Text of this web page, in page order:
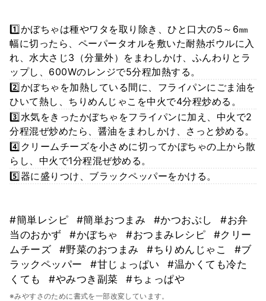
1️⃣かぼちゃは種やワタを取り除き、ひと口大の5～6㎜
幅に切ったら、ペーパータオルを敷いた耐熱ボウルに入
れ、水大さじ3（分量外）をまわしかけ、ふんわりとラ
ップし、600Wのレンジで5分程加熱する。
2️⃣かぼちゃを加熱している間に、フライパンにごま油を
ひいて熱し、ちりめんじゃこを中火で4分程炒める。
3️⃣水気をきったかぼちゃをフライパンに加え、中火で2
分程混ぜ炒めたら、醤油をまわしかけ、さっと炒める。
4️⃣クリームチーズを小さめに切ってかぼちゃの上から散
らし、中火で1分程混ぜ炒める。
5️⃣器に盛りつけ、ブラックペッパーをかける。
#簡単レシピ #簡単おつまみ #かつおぶし
#お弁
当のおかず
#かぼちゃ #おつまみレシピ
#クリー
ムチーズ
#野菜のおつまみ #ちりめんじゃこ
#ブ
ラックペッパー
#甘じょっぱい
#温かくても冷た
くても
#やみつき副菜 #ちょっぱや
※みやすさのために書式を一部改変しています。